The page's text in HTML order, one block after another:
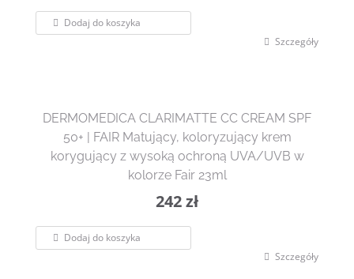
Dodaj do koszyka
Szczegóły
DERMOMEDICA CLARIMATTE CC CREAM SPF
50+ | FAIR Matujący, koloryzujący krem
korygujący z wysoką ochroną UVA/UVB w
kolorze Fair 23ml
242zł
Dodaj do koszyka
Szczegóły